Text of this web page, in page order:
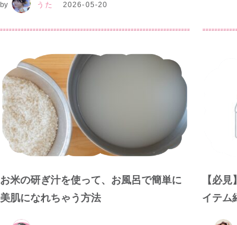
by うた 2026-05-20
お米の研ぎ汁を使って、お風呂で簡単に
美肌になれちゃう方法
【必
イテム